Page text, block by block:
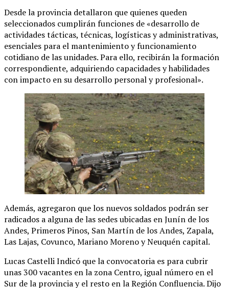
Desde la provincia detallaron que quienes queden
seleccionados cumplirán funciones de «desarrollo de
actividades tácticas, técnicas, logísticas y administrativas,
esenciales para el mantenimiento y funcionamiento
cotidiano de las unidades. Para ello, recibirán la formación
correspondiente, adquiriendo capacidades y habilidades
con impacto en su desarrollo personal y profesional».
Además, agregaron que los nuevos soldados podrán ser
radicados a alguna de las sedes ubicadas en Junín de los
Andes, Primeros Pinos, San Martín de los Andes, Zapala,
Las Lajas, Covunco, Mariano Moreno y Neuquén capital.
Lucas Castelli Indicó que la convocatoria es para cubrir
unas 300 vacantes en la zona Centro, igual número en el
Sur de la provincia y el resto en la Región Confluencia. Dijo